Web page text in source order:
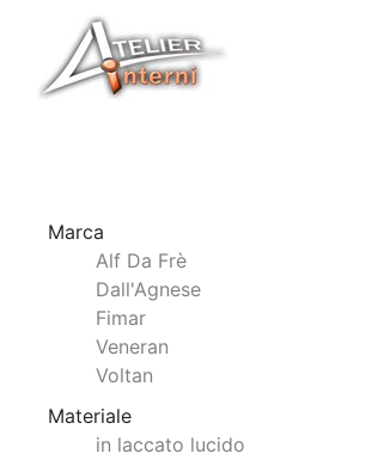
Marca
Alf Da Frè
Dall'Agnese
Fimar
Veneran
Voltan
Materiale
in laccato lucido